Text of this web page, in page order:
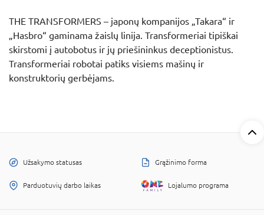
THE TRANSFORMERS – japonų kompanijos „Takara“ ir
„Hasbro“ gaminama žaislų linija. Transformeriai tipiškai
skirstomi į autobotus ir jų priešininkus deceptionistus.
Transformeriai robotai patiks visiems mašinų ir
konstruktorių gerbėjams.
Užsakymo statusas Grąžinimo forma
Parduotuvių darbo laikas Lojalumo programa